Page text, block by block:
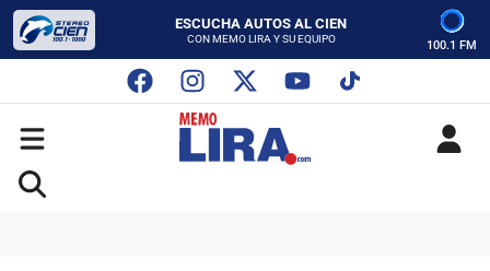
LUNES A VIERNES - 5:00 PM
SABADO - 12:00 PM
CON MEMO LIRA Y SU EQUIPO
LUNES A VIERNES - 5:00 PM
SABADO - 12:00 PM
100.1 FM